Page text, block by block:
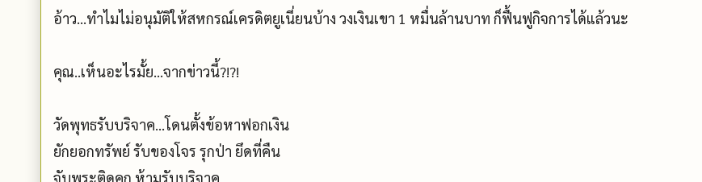
อ้าว...ทำไมไม่อนุมัติให้สหกรณ์เครดิตยูเนี่ยนบ้าง วงเงินเขา 1 หมื่นล้านบาท ก็ฟื้นฟูกิจการได้แล้วนะ
คุณ..เห็นอะไรมั้ย...จากข่าวนี้?!?!
วัดพุทธรับบริจาค...โดนตั้งข้อหาฟอกเงิน
ยักยอกทรัพย์ รับของโจร รุกป่า ยึดที่คืน
จับพระติดคุก ห้ามรับบริจาค